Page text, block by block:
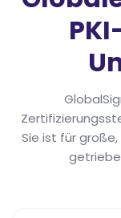
Sie ist für